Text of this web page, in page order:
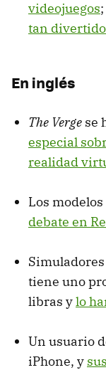
videojuegos
tan
En inglés
The Verge se
especial
realidad
Los
debate en
tiene uno
libras ylo
Un usuario
iPhone, y